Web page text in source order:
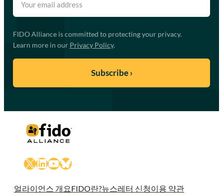
FIDO Alliance is committed to protecting your privacy.
Learn more in our Privacy Policy.
X LinkedIn
YouTube
Bluesky
얼라이언스 개요FIDO란?뉴스레터 신청이용 약관